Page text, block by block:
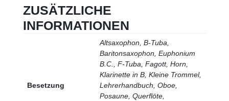
€ 50,00
ZUSÄTZLICHE
INFORMATIONEN
Besetzung
Altsaxophon, B-Tuba,
Baritonsaxophon, Euphonium
B.C., F-Tuba, Fagott, Horn,
Klarinette in B, Kleine Trommel,
Lehrerhandbuch, Oboe,
Posaune, Querflöte,